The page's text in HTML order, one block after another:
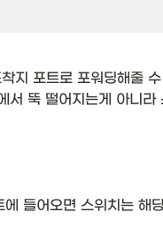
포트로 포워딩해줄
뚝 떨어지는게 아니라
들어오면 스위치는